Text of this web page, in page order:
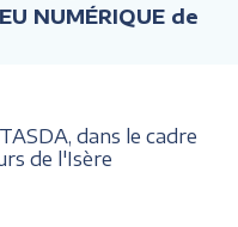
NUMÉRIQUE de
dans le cadre
de l'Isère